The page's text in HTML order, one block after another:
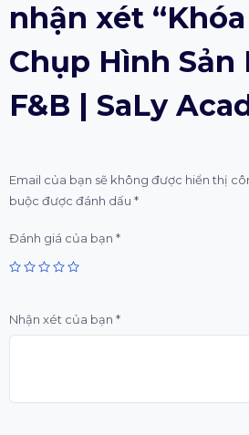
nhận xét
Chụp Hình Sản
F&B | SaLy
Email của bạn sẽ không được hiển thị
buộc được đánh dấu *
Đánh giá của bạn *
Nhận xét của bạn *